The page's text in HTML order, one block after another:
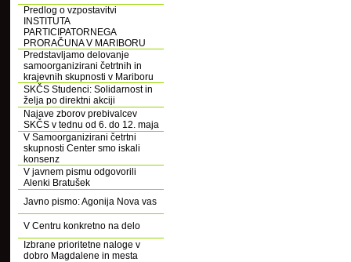
Predlog o vzpostavitvi
INSTITUTA
PARTICIPATORNEGA
PRORAČUNA V MARIBORU
Predstavljamo delovanje
samoorganizirani četrtnih in
krajevnih skupnosti v Mariboru
SKČS Studenci: Solidarnost in
želja po direktni akciji
Najave zborov prebivalcev
SKČS v tednu od 6. do 12. maja
V Samoorganizirani četrtni
skupnosti Center smo iskali
konsenz
V javnem pismu odgovorili
Alenki Bratušek
Javno pismo: Agonija Nova vas
V Centru konkretno na delo
Izbrane prioritetne naloge v
dobro Magdalene in mesta